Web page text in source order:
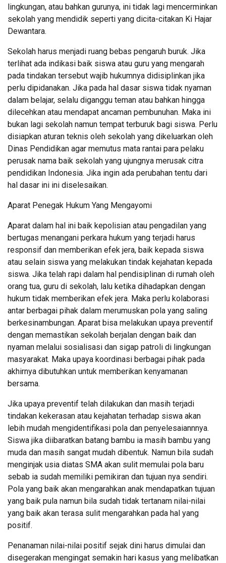
lingkungan, atau bahkan gurunya, ini tidak lagi mencerminkan
sekolah yang mendidik seperti yang dicita-citakan Ki Hajar
Dewantara.
Sekolah harus menjadi ruang bebas pengaruh buruk. Jika
terlihat ada indikasi baik siswa atau guru yang mengarah
pada tindakan tersebut wajib hukumnya didisiplinkan jika
perlu dipidanakan. Jika pada hal dasar siswa tidak nyaman
dalam belajar, selalu diganggu teman atau bahkan hingga
dilecehkan atau mendapat ancaman pembunuhan. Maka ini
bukan lagi sekolah namun tempat terburuk bagi siswa. Perlu
disiapkan aturan teknis oleh sekolah yang dikeluarkan oleh
Dinas Pendidikan agar memutus mata rantai para pelaku
perusak nama baik sekolah yang ujungnya merusak citra
pendidikan Indonesia. Jika ingin ada perubahan tentu dari
hal dasar ini ini diselesaikan.
Aparat Penegak Hukum Yang Mengayomi
Aparat dalam hal ini baik kepolisian atau pengadilan yang
bertugas menangani perkara hukum yang terjadi harus
responsif dan memberikan efek jera, baik kepada siswa
atau selain siswa yang melakukan tindak kejahatan kepada
siswa. Jika telah rapi dalam hal pendisiplinan di rumah oleh
orang tua, guru di sekolah, lalu ketika dihadapkan dengan
hukum tidak memberikan efek jera. Maka perlu kolaborasi
antar berbagai pihak dalam merumuskan pola yang saling
berkesinambungan. Aparat bisa melakukan upaya preventif
dengan memastikan sekolah berjalan dengan baik dan
nyaman melalui sosialisasi dan sigap patroli di lingkungan
masyarakat. Maka upaya koordinasi berbagai pihak pada
akhirnya dibutuhkan untuk memberikan kenyamanan
bersama.
Jika upaya preventif telah dilakukan dan masih terjadi
tindakan kekerasan atau kejahatan terhadap siswa akan
lebih mudah mengidentifikasi pola dan penyelesaiannnya.
Siswa jika diibaratkan batang bambu ia masih bambu yang
muda dan masih sangat mudah dibentuk. Namun bila sudah
menginjak usia diatas SMA akan sulit memulai pola baru
sebab ia sudah memiliki pemikiran dan tujuan nya sendiri.
Pola yang baik akan mengarahkan anak mendapatkan tujuan
yang baik pula namun bila sudah tidak tertanam nilai-nilai
yang baik akan terasa sulit mengarahkan pada hal yang
positif.
Penanaman nilai-nilai positif sejak dini harus dimulai dan
disegerakan mengingat semakin hari kasus yang melibatkan